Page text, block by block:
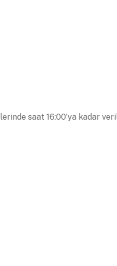
saat 16:00’ya kadar